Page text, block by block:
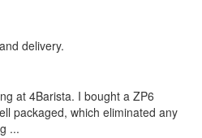
delivery.
at 4Barista. I bought a ZP6
packaged, which eliminated any
...